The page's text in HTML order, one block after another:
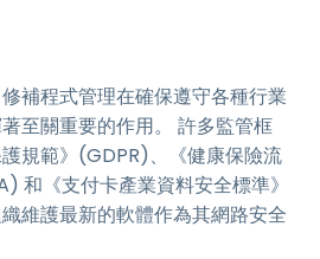
補程式管理在確保遵守各種行業
至關重要的作用。 許多監管框
規範》(GDPR)、《健康保險流
和《支付卡產業資料安全標準》
維護最新的軟體作為其網路安全